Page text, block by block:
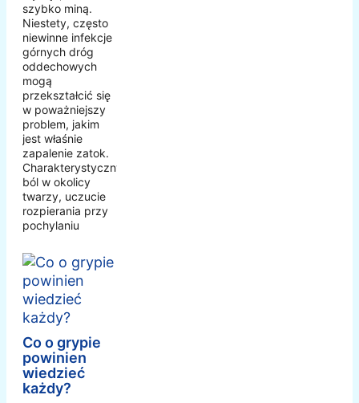
szybko miną.
Niestety, często
niewinne infekcje
górnych dróg
oddechowych
mogą
przekształcić się
w poważniejszy
problem, jakim
jest właśnie
zapalenie zatok.
Charakterystyczny
ból w okolicy
twarzy, uczucie
rozpierania przy
pochylaniu
Co o grypie
powinien
wiedzieć
każdy?